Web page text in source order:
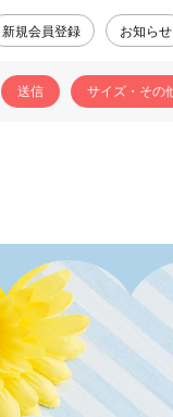
新規会員登録 お知らせ
サイズ・その